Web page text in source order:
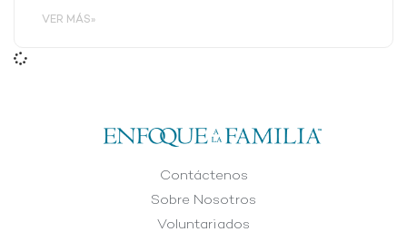
VER MÁS»
Contáctenos
Sobre Nosotros
Voluntariados